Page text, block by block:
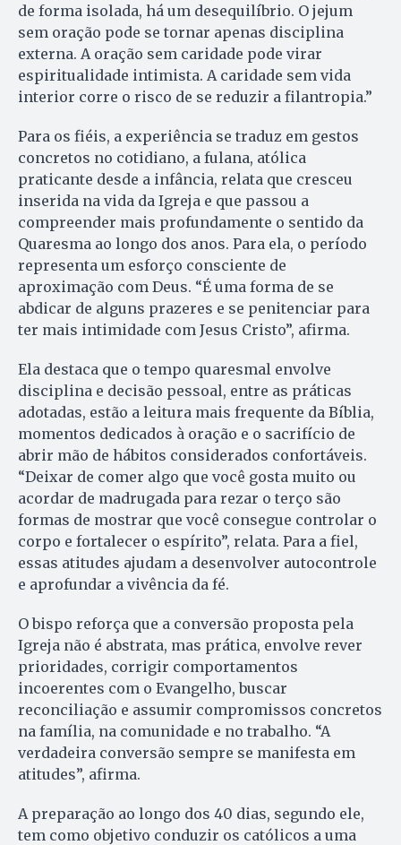
de forma isolada, há um desequilíbrio. O jejum
sem oração pode se tornar apenas disciplina
externa. A oração sem caridade pode virar
espiritualidade intimista. A caridade sem vida
interior corre o risco de se reduzir a filantropia.”
Para os fiéis, a experiência se traduz em gestos
concretos no cotidiano, a fulana, atólica
praticante desde a infância, relata que cresceu
inserida na vida da Igreja e que passou a
compreender mais profundamente o sentido da
Quaresma ao longo dos anos. Para ela, o período
representa um esforço consciente de
aproximação com Deus. “É uma forma de se
abdicar de alguns prazeres e se penitenciar para
ter mais intimidade com Jesus Cristo”, afirma.
Ela destaca que o tempo quaresmal envolve
disciplina e decisão pessoal, entre as práticas
adotadas, estão a leitura mais frequente da Bíblia,
momentos dedicados à oração e o sacrifício de
abrir mão de hábitos considerados confortáveis.
“Deixar de comer algo que você gosta muito ou
acordar de madrugada para rezar o terço são
formas de mostrar que você consegue controlar o
corpo e fortalecer o espírito”, relata. Para a fiel,
essas atitudes ajudam a desenvolver autocontrole
e aprofundar a vivência da fé.
O bispo reforça que a conversão proposta pela
Igreja não é abstrata, mas prática, envolve rever
prioridades, corrigir comportamentos
incoerentes com o Evangelho, buscar
reconciliação e assumir compromissos concretos
na família, na comunidade e no trabalho. “A
verdadeira conversão sempre se manifesta em
atitudes”, afirma.
A preparação ao longo dos 40 dias, segundo ele,
tem como objetivo conduzir os católicos a uma